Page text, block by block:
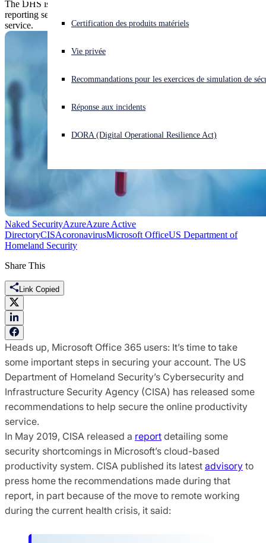
Vous subissez une cyberattaque ? Obtenez une aide immédiate.
Se connecter
Français Open language switcher
Certification des produits matériels
Vie privée
Recommandations pour les exercices de simulation de
Réponse aux incidents
DORA (Digital Operational Resilience Act)
The DHS is urging users to secure Office 365 accounts after
reporting security weaknesses in Microsoft's online productivity
service.
Naked SecurityAzureAzure Active
DirectoryCISAcoronavirusMicrosoft OfficeUS Department of
Homeland Security
Share This
Link Copied
Heads up, Microsoft Office 365 users: It’s time to take
some important steps in securing your account. The US
Department of Homeland Security’s Cybersecurity and
Infrastructure Security Agency (CISA) has released some
recommendations to help secure the online productivity
service.
In May 2019, CISA released a report detailing some
security shortcomings in Microsoft’s cloud-based
productivity system. CISA published its latest advisory to
press home the recommendations made during that
report, in part because of the move to remote working
during the current health crisis, it said: